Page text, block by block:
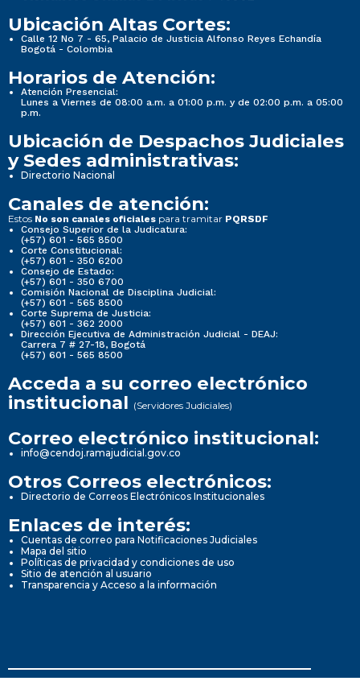
Ubicación Altas Cortes:
Calle 12 No 7 - 65, Palacio de Justicia Alfonso Reyes Echandía
Bogotá - Colombia
Horarios de Atención:
Atención Presencial:
Lunes a Viernes de 08:00 a.m. a 01:00 p.m. y de 02:00 p.m. a 05:00
p.m.
Ubicación de Despachos Judiciales
y Sedes administrativas:
Directorio Nacional
Canales de atención:
Estos No son canales oficiales para tramitar PQRSDF
Consejo Superior de la Judicatura:
(+57) 601 - 565 8500
Corte Constitucional:
(+57) 601 - 350 6200
Consejo de Estado:
(+57) 601 - 350 6700
Comisión Nacional de Disciplina Judicial:
(+57) 601 - 565 8500
Corte Suprema de Justicia:
(+57) 601 - 362 2000
Dirección Ejecutiva de Administración Judicial - DEAJ:
Carrera 7 # 27-18, Bogotá
(+57) 601 - 565 8500
Acceda a su correo electrónico
institucional (Servidores Judiciales)
Correo electrónico institucional:
info@cendoj.ramajudicial.gov.co
Otros Correos electrónicos:
Directorio de Correos Electrónicos Institucionales
Enlaces de interés:
Cuentas de correo para Notificaciones Judiciales
Mapa del sitio
Políticas de privacidad y condiciones de uso
Sitio de atención al usuario
Transparencia y Acceso a la información